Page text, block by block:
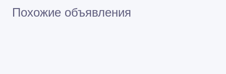
Похожие объявления